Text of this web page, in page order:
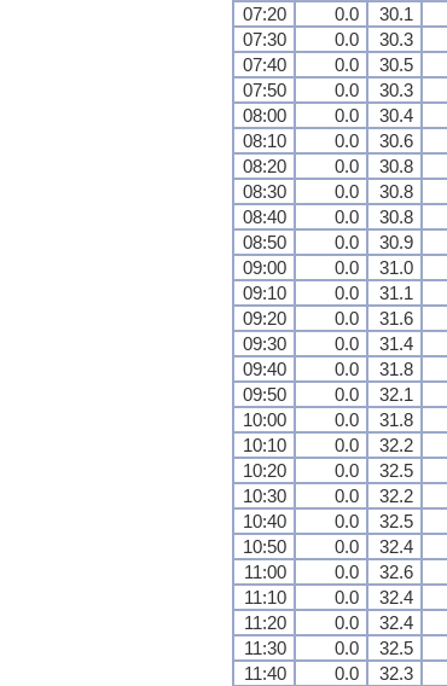
07:20
0.0 30.1
07:30
0.0 30.3
07:40
0.0 30.5
07:50
0.0 30.3
08:00
0.0 30.4
08:10
0.0 30.6
08:20
0.0 30.8
08:30
0.0 30.8
08:40
0.0 30.8
08:50
0.0 30.9
09:00
0.0 31.0
09:10
0.0 31.1
09:20
0.0 31.6
09:30
0.0 31.4
09:40
0.0 31.8
09:50
0.0 32.1
10:00
0.0 31.8
10:10
0.0 32.2
10:20
0.0 32.5
10:30
0.0 32.2
10:40
0.0 32.5
10:50
0.0 32.4
11:00
0.0 32.6
11:10
0.0 32.4
11:20
0.0 32.4
11:30
0.0 32.5
11:40
0.0 32.3